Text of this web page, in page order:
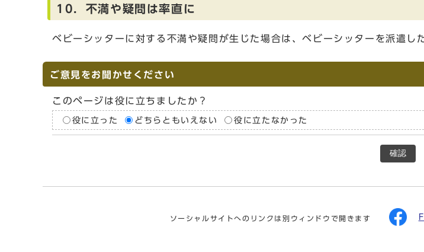
10．不満や疑問は率直に
ベビーシッターに対する不満や疑問が生じた場合は、ベビーシッターを派遣し
ご意見をお聞かせください
このページは役に立ちましたか？
役に立った どちらともいえない 役に立たなかった
確認
ソーシャルサイトへのリンクは別ウィンドウで開きます